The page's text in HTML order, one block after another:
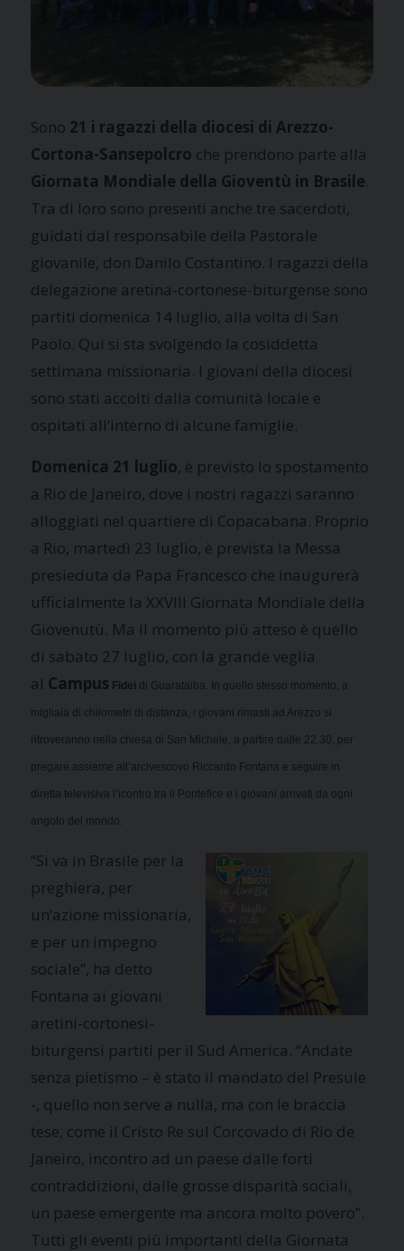
Sono 21 i ragazzi della diocesi di Arezzo-
Cortona-Sansepolcro che prendono parte alla
Giornata Mondiale della Gioventù in Brasile.
Tra di loro sono presenti anche tre sacerdoti,
guidati dal responsabile della Pastorale
giovanile, don Danilo Costantino. I ragazzi della
delegazione aretina-cortonese-biturgense sono
partiti domenica 14 luglio, alla volta di San
Paolo. Qui si sta svolgendo la cosiddetta
settimana missionaria. I giovani della diocesi
sono stati accolti dalla comunità locale e
ospitati all’interno di alcune famiglie.
Domenica 21 luglio, è previsto lo spostamento
a Rio de Janeiro, dove i nostri ragazzi saranno
alloggiati nel quartiere di Copacabana. Proprio
a Rio, martedì 23 luglio, è prevista la Messa
presieduta da Papa Francesco che inaugurerà
ufficialmente la XXVIII Giornata Mondiale della
Giovenutù. Ma il momento più atteso è quello
di sabato 27 luglio, con la grande veglia
al Campus Fidei di Guarataiba. In quello stesso momento, a
migliaia di chilometri di distanza, i giovani rimasti ad Arezzo si
ritroveranno nella chiesa di San Michele, a partire dalle 22.30, per
pregare assieme all’arcivescovo Riccardo Fontana e seguire in
diretta televisiva l’icontro tra il Pontefice e i giovani arrivati da ogni
angolo del mondo.
“Si va in Brasile per la
preghiera, per
un’azione missionaria,
e per un impegno
sociale”, ha detto
Fontana ai giovani
aretini-cortonesi-
biturgensi partiti per il Sud America. “Andate
senza pietismo – è stato il mandato del Presule
-, quello non serve a nulla, ma con le braccia
tese, come il Cristo Re sul Corcovado di Rio de
Janeiro, incontro ad un paese dalle forti
contraddizioni, dalle grosse disparità sociali,
un paese emergente ma ancora molto povero”.
Tutti gli eventi più importanti della Giornata